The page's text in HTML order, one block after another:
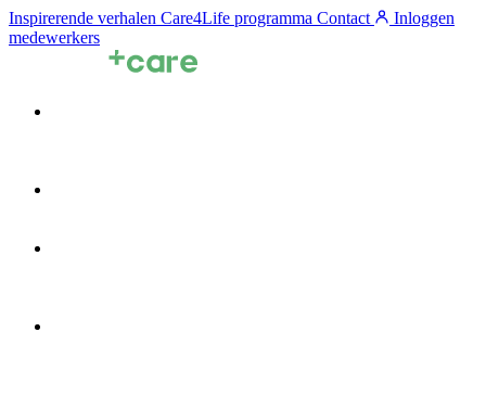
Inspirerende verhalen Care4Life programma Contact
Inloggen
medewerkers